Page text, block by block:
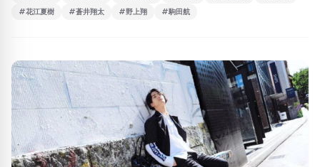
#花江夏樹
#蒼井翔太 #野上翔 #駒田航